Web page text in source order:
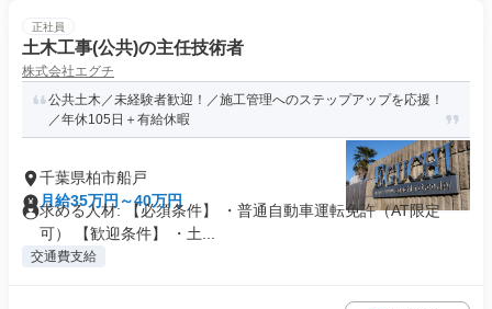
正社員
土木工事(公共)の主任技術者
株式会社エグチ
公共土木／未経験者歓迎！／施工管理へのステップアップを応援！
／年休105日＋有給休暇
千葉県柏市船戸
月給35万円～40万円
求める人材: 【必須条件】 ・普通自動車運転免許（AT限定
可） 【歓迎条件】 ・土...
交通費支給